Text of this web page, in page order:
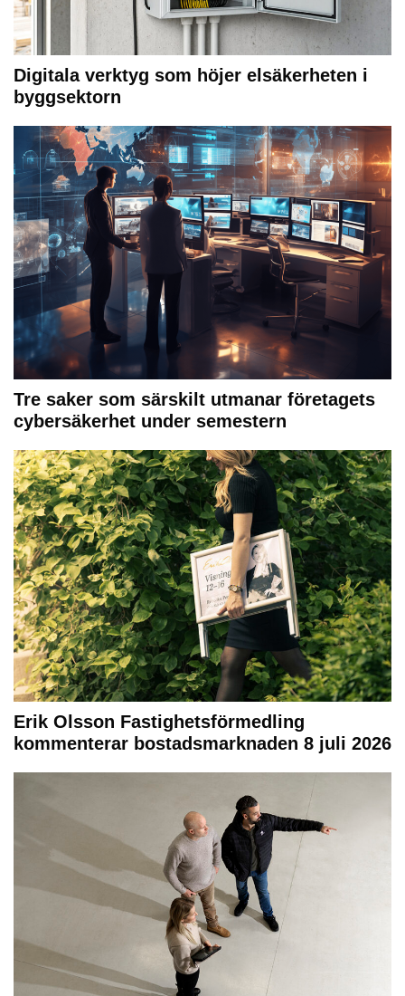
Digitala verktyg som höjer elsäkerheten i
byggsektorn
Tre saker som särskilt utmanar företagets
cybersäkerhet under semestern
Erik Olsson Fastighetsförmedling
kommenterar bostadsmarknaden 8 juli 2026